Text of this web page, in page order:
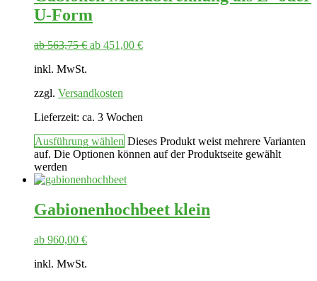
U-Form
ab563,75€ ab 451,00 €
inkl. MwSt.
zzgl. Versandkosten
Lieferzeit: ca. 3 Wochen
Ausführung wählen Dieses Produkt weist mehrere Varianten
auf. Die Optionen können auf der Produktseite gewählt
werden
Gabionenhochbeet klein
ab 960,00 €
inkl. MwSt.